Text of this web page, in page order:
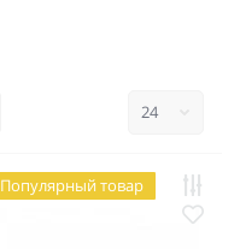
Популярный товар